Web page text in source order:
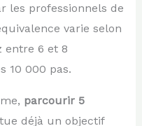
les professionnels de
varie selon
entre 6 et 8
10 000 pas.
parcourir 5
déjà un objectif